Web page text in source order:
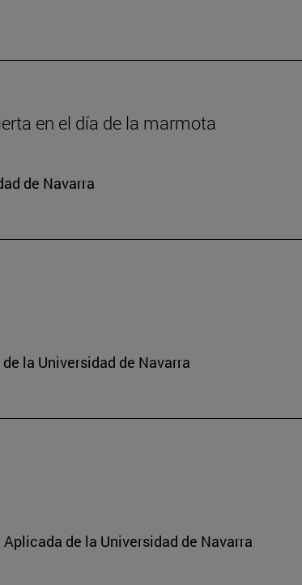
en el día de la marmota
de Navarra
la Universidad de Navarra
de la Universidad de Navarra